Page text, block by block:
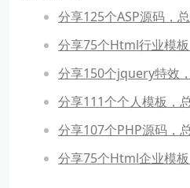
分享125个ASP源码，
分享75个Html行业模
分享150个jquery特效
分享111个个人模板，
分享107个PHP源码，
分享75个Html企业模